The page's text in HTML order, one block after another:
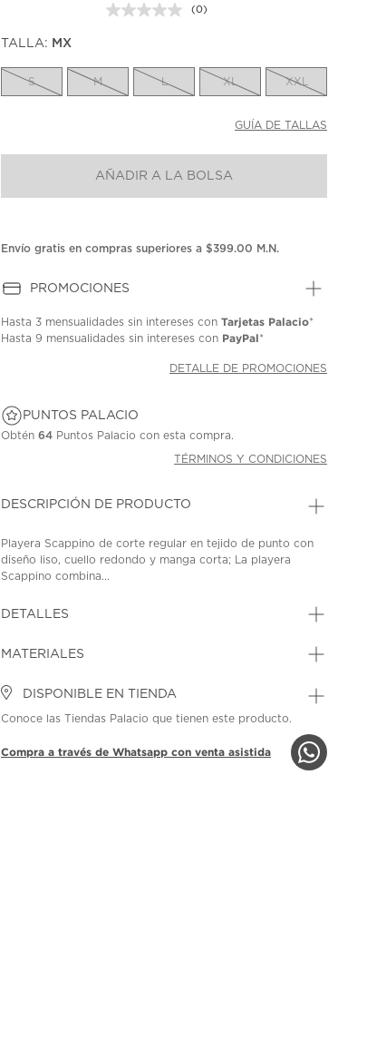
Sin
la
misma
(0)
TALLA: MX
S M L XL XXL
GUÍA DE TALLAS
AÑADIR A LA BOLSA
Envío gratis en compras superiores a $399.00 M.N.
PROMOCIONES
Hasta 3 mensualidades sin intereses conTarjetas Palacio*
Hasta9 mensualidades sin intereses con PayPal*
DETALLE DE PROMOCIONES
PUNTOS PALACIO
Obtén64 Puntos Palacio con esta compra.
TÉRMINOS Y CONDICIONES
DESCRIPCIÓN DE PRODUCTO
Playera Scappino de corte regular en tejido de punto con
diseño liso, cuello redondo y manga corta; La playera
Scappino combina...
DETALLES
MATERIALES
DISPONIBLE EN TIENDA
Conoce las Tiendas Palacio que tienen este producto.
Compra a través de Whatsapp con venta asistida